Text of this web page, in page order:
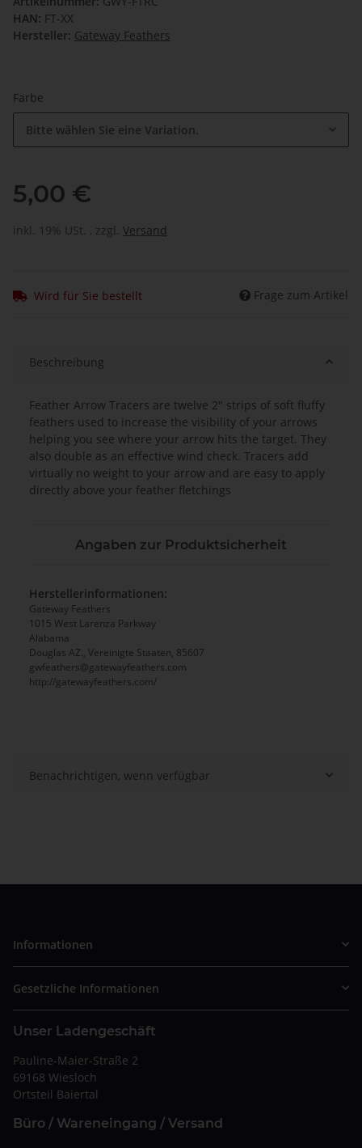
HAN: FT-XX
Hersteller: Gateway Feathers
Farbe
Bitte wählen Sie eine Variation.
5,00 €
inkl. 19% USt. , zzgl. Versand
Wird für Sie bestellt Frage zum Artikel
Beschreibung
Feather Arrow Tracers are twelve 2" strips of soft fluffy
feathers used to increase the visibility of your arrows
helping you see where your arrow hits the target. They
also double as an effective wind check. Tracers add
virtually no weight to your arrow and are easy to apply
directly above your feather fletchings
Angaben zur Produktsicherheit
Herstellerinformationen:
Gateway Feathers
1015 West Larenza Parkway
Alabama
Douglas AZ., Vereinigte Staaten, 85607
gwfeathers@gatewayfeathers.com
http://gatewayfeathers.com/
Benachrichtigen, wenn verfügbar
Informationen
Gesetzliche Informationen
Unser Ladengeschäft
Pauline-Maier-Straße 2
69168 Wiesloch
Ortsteil Baiertal
Büro / Wareneingang / Versand